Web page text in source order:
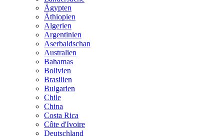
Ägypten
Äthiopien
Algerien
Argentinien
Aserbaidschan
Australien
Bahamas
Bolivien
Brasilien
Bulgarien
Chile
China
Costa Rica
Côte d'Ivoire
Deutschland